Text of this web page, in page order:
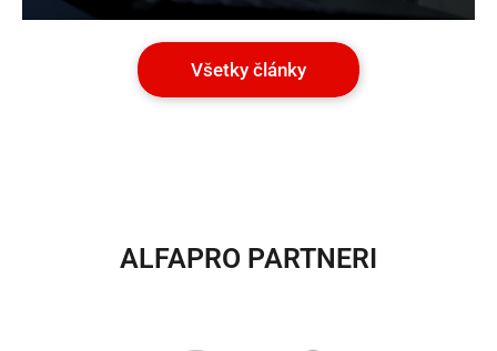
Všetky články
ALFAPRO PARTNERI​